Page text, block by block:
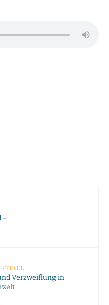
–
Verzweiflung in